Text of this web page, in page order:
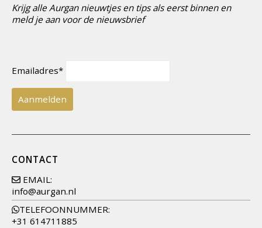
Krijg alle Aurgan nieuwtjes en tips als eerst binnen en
meld je aan voor de nieuwsbrief
Emailadres*
CONTACT
EMAIL:
info@aurgan.nl
TELEFOONNUMMER:
+31 614711885